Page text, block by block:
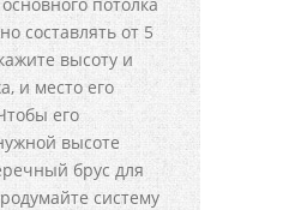
составлять от 5
высоту и
и место его
его
высоте
брус для
систему